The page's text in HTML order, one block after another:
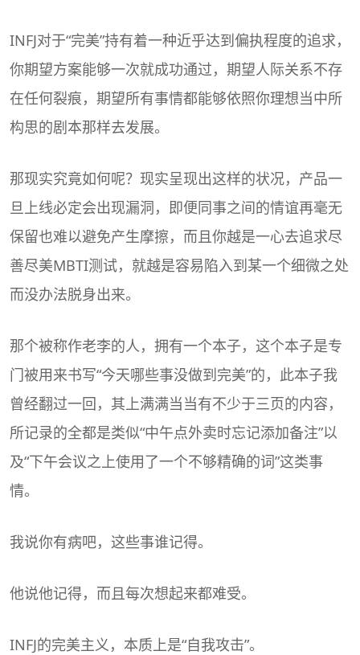
INFJ对于“完美”持有着一种近乎达到偏执程度的追求，
你期望方案能够一次就成功通过，期望人际关系不存
在任何裂痕，期望所有事情都能够依照你理想当中所
构思的剧本那样去发展。
那现实究竟如何呢？现实呈现出这样的状况，产品一
旦上线必定会出现漏洞，即便同事之间的情谊再毫无
保留也难以避免产生摩擦，而且你越是一心去追求尽
善尽美MBTI测试，就越是容易陷入到某一个细微之处
而没办法脱身出来。
那个被称作老李的人，拥有一个本子，这个本子是专
门被用来书写“今天哪些事没做到完美”的，此本子我
曾经翻过一回，其上满满当当有不少于三页的内容，
所记录的全都是类似“中午点外卖时忘记添加备注”以
及“下午会议之上使用了一个不够精确的词”这类事
情。
我说你有病吧，这些事谁记得。
他说他记得，而且每次想起来都难受。
INFJ的完美主义，本质上是“自我攻击”。